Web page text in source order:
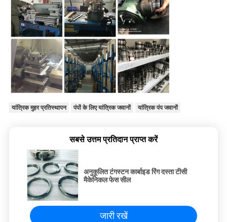
यांत्रिक मुहर प्रतिस्थापन पंपों के लिए यांत्रिक जवानों यांत्रिक पंप जवानों
सबसे उत्तम प्रतिदान प्राप्त करें
अनुकूलित टंगस्टन कार्बाइड रिंग दस्ता टीसी
मैकेनिकल फेस सील
जारी रखें